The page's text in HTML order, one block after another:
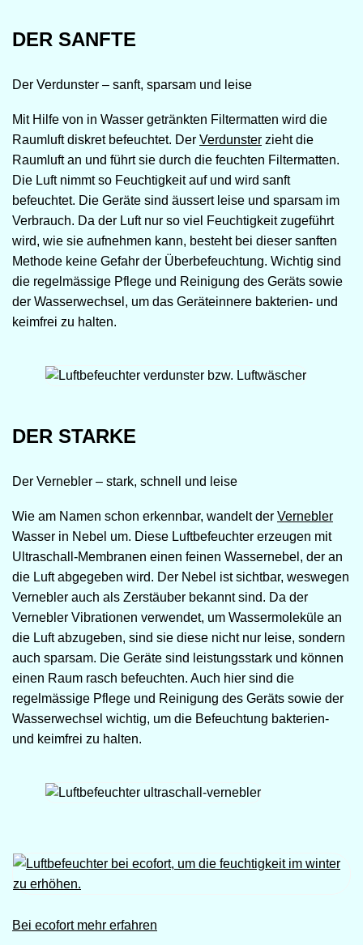
DER SANFTE
Der Verdunster – sanft, sparsam und leise
Mit Hilfe von in Wasser getränkten Filtermatten wird die
Raumluft diskret befeuchtet. Der Verdunster zieht die
Raumluft an und führt sie durch die feuchten Filtermatten.
Die Luft nimmt so Feuchtigkeit auf und wird sanft
befeuchtet. Die Geräte sind äussert leise und sparsam im
Verbrauch. Da der Luft nur so viel Feuchtigkeit zugeführt
wird, wie sie aufnehmen kann, besteht bei dieser sanften
Methode keine Gefahr der Überbefeuchtung. Wichtig sind
die regelmässige Pflege und Reinigung des Geräts sowie
der Wasserwechsel, um das Geräteinnere bakterien- und
keimfrei zu halten.
DER STARKE
Der Vernebler – stark, schnell und leise
Wie am Namen schon erkennbar, wandelt der Vernebler
Wasser in Nebel um. Diese Luftbefeuchter erzeugen mit
Ultraschall-Membranen einen feinen Wassernebel, der an
die Luft abgegeben wird. Der Nebel ist sichtbar, weswegen
Vernebler auch als Zerstäuber bekannt sind. Da der
Vernebler Vibrationen verwendet, um Wassermoleküle an
die Luft abzugeben, sind sie diese nicht nur leise, sondern
auch sparsam. Die Geräte sind leistungsstark und können
einen Raum rasch befeuchten. Auch hier sind die
regelmässige Pflege und Reinigung des Geräts sowie der
Wasserwechsel wichtig, um die Befeuchtung bakterien-
und keimfrei zu halten.
Bei ecofort mehr erfahren